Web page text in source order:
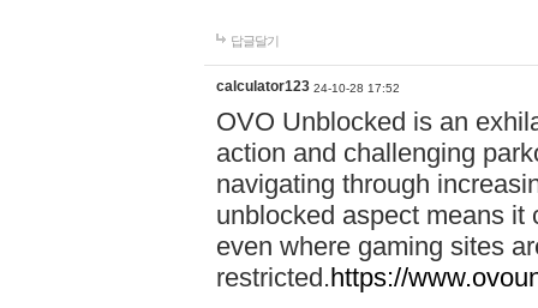
답글달기
calculator123 24-10-28 17:52
OVO Unblocked is an
action and challenging
navigating through
unblocked aspect means
even where gaming sites
restricted.https://